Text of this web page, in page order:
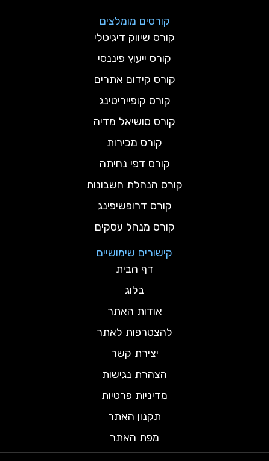
קורסים מומלצים
קורס שיווק דיגיטלי
קורס ייעוץ פיננסי
קורס קידום אתרים
קורס קופייריטינג
קורס סושיאל מדיה
קורס מכירות
קורס דפי נחיתה
קורס הנהלת חשבונות
קורס דרופשיפינג
קורס מנהל עסקים
קישורים שימושיים
דף הבית
בלוג
אודות האתר
להצטרפות לאתר
יצירת קשר
הצהרת נגישות
מדיניות פרטיות
תקנון האתר
מפת האתר